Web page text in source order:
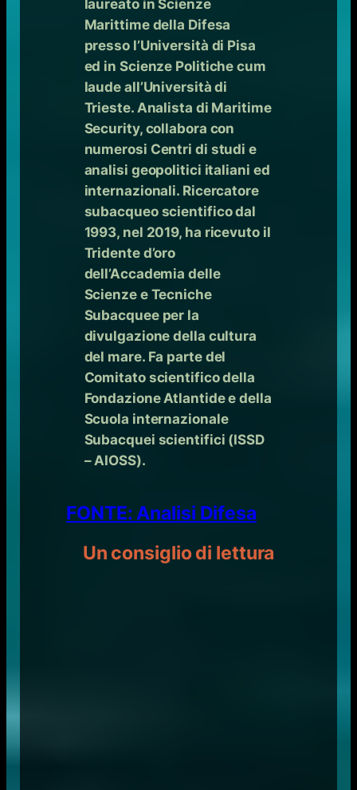
laureato in Scienze
Marittime della Difesa
presso l’Università di Pisa
ed in Scienze Politiche cum
laude all’Università di
Trieste. Analista di Maritime
Security, collabora con
numerosi Centri di studi e
analisi geopolitici italiani ed
internazionali. Ricercatore
subacqueo scientifico dal
1993, nel 2019, ha ricevuto il
Tridente d’oro
dell’Accademia delle
Scienze e Tecniche
Subacquee per la
divulgazione della cultura
del mare. Fa parte del
Comitato scientifico della
Fondazione Atlantide e della
Scuola internazionale
Subacquei scientifici (ISSD
– AIOSS).
FONTE: Analisi Difesa
Un consiglio di lettura